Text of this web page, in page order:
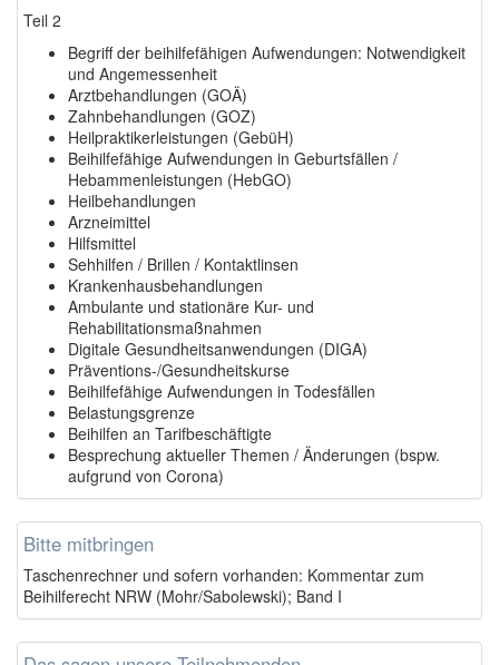
Teil 2
Begriff der beihilfefähigen Aufwendungen: Notwendigkeit
und Angemessenheit
Arztbehandlungen (GOÄ)
Zahnbehandlungen (GOZ)
Heilpraktikerleistungen (GebüH)
Beihilfefähige Aufwendungen in Geburtsfällen /
Hebammenleistungen (HebGO)
Heilbehandlungen
Arzneimittel
Hilfsmittel
Sehhilfen / Brillen / Kontaktlinsen
Krankenhausbehandlungen
Ambulante und stationäre Kur- und
Rehabilitationsmaßnahmen
Digitale Gesundheitsanwendungen (DIGA)
Präventions-/Gesundheitskurse
Beihilfefähige Aufwendungen in Todesfällen
Belastungsgrenze
Beihilfen an Tarifbeschäftigte
Besprechung aktueller Themen / Änderungen (bspw.
aufgrund von Corona)
Bitte mitbringen
Taschenrechner und sofern vorhanden: Kommentar zum
Beihilferecht NRW (Mohr/Sabolewski); Band I